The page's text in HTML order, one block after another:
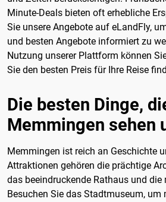
Minute-Deals bieten oft erhebliche
Sie unsere Angebote auf eLandFly,
und besten Angebote informiert zu
Nutzung unserer Plattform können
Sie den besten Preis für Ihre Reise
Die besten Dinge,
Memmingen sehen
Memmingen ist reich an Geschichte
Attraktionen gehören die prächtige
das beeindruckende Rathaus und die
Besuchen Sie das Stadtmuseum, um